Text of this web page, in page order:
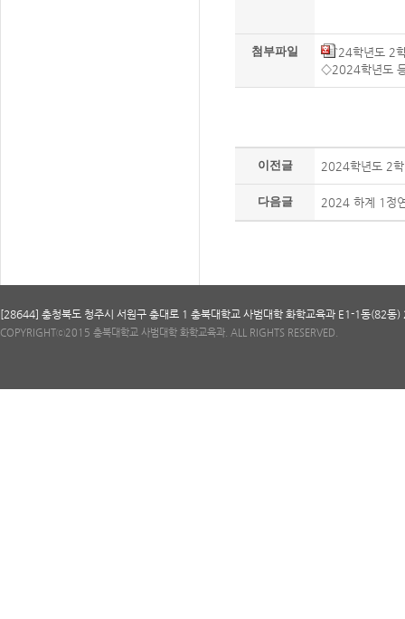
첨부파일
`24학년도 2
◇2024학년도
이전글 2024학년도 2
다음글 2024 하계 1정
[28644] 충청북도 청주시 서원구 충대로 1 충북대학교 사범대학 화학교육과 E1-1동(82
COPYRIGHTⓒ2015 충북대학교 사범대학 화학교육과. ALL RIGHTS RESERVED.